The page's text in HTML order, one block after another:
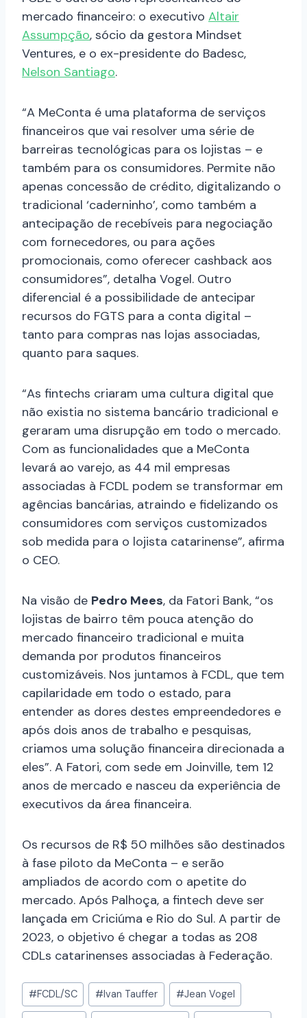
mercado financeiro: o executivo Altair
Assumpção, sócio da gestora Mindset
Ventures, e o ex-presidente do Badesc,
Nelson Santiago.
“A MeConta é uma plataforma de serviços
financeiros que vai resolver uma série de
barreiras tecnológicas para os lojistas – e
também para os consumidores. Permite não
apenas concessão de crédito, digitalizando o
tradicional ‘caderninho’, como também a
antecipação de recebíveis para negociação
com fornecedores, ou para ações
promocionais, como oferecer cashback aos
consumidores”, detalha Vogel. Outro
diferencial é a possibilidade de antecipar
recursos do FGTS para a conta digital –
tanto para compras nas lojas associadas,
quanto para saques.
“As fintechs criaram uma cultura digital que
não existia no sistema bancário tradicional e
geraram uma disrupção em todo o mercado.
Com as funcionalidades que a MeConta
levará ao varejo, as 44 mil empresas
associadas à FCDL podem se transformar em
agências bancárias, atraindo e fidelizando os
consumidores com serviços customizados
sob medida para o lojista catarinense”, afirma
o CEO.
Na visão de Pedro Mees, da Fatori Bank, “os
lojistas de bairro têm pouca atenção do
mercado financeiro tradicional e muita
demanda por produtos financeiros
customizáveis. Nos juntamos à FCDL, que tem
capilaridade em todo o estado, para
entender as dores destes empreendedores e
após dois anos de trabalho e pesquisas,
criamos uma solução financeira direcionada a
eles”. A Fatori, com sede em Joinville, tem 12
anos de mercado e nasceu da experiência de
executivos da área financeira.
Os recursos de R$ 50 milhões são destinados
à fase piloto da MeConta – e serão
ampliados de acordo com o apetite do
mercado. Após Palhoça, a fintech deve ser
lançada em Criciúma e Rio do Sul. A partir de
2023, o objetivo é chegar a todas as 208
CDLs catarinenses associadas à Federação.
#FCDL/SC #Ivan Tauffer #Jean Vogel